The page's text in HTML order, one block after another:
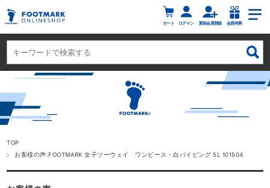
カート ログイン 新規会員登録 会員特典
TOP
お客様の声:FOOTMARK 女子ツーウェイ ワンピース・白パイピング 5L 101504